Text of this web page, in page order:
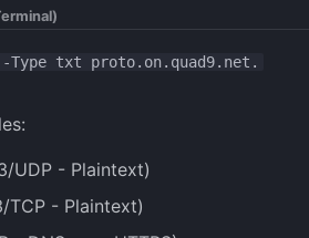
-Type txt proto.on.quad9.net.
UDP - Plaintext)
- Plaintext)